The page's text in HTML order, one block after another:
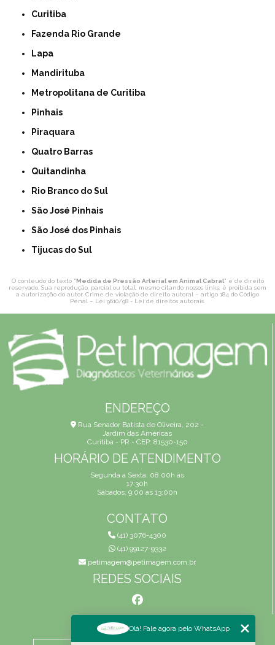
Curitiba
Fazenda Rio Grande
Lapa
Mandirituba
Metropolitana de Curitiba
Pinhais
Piraquara
Quatro Barras
Quitandinha
Rio Branco do Sul
São José Pinhais
São José dos Pinhais
Tijucas do Sul
O conteúdo do texto "Medida de Pressão Arterial em Animal Cabral" é de direito
reservado. Sua reprodução, parcial ou total, mesmo citando nossos links, é proibida sem
a autorização do autor. Crime de violação de direito autoral – artigo 184 do Código
Penal – Lei 9610/98 - Lei de direitos autorais
ENDEREÇO
Rua Senador Batista de Oliveira, 202 -
Jardim das Américas
Curitiba - PR - CEP: 81530-150
HORÁRIO DE ATENDIMENTO
Segunda a Sexta: 08:00h às
17:30h
Sábados: 9:00 às 13:00h
CONTATO
(41) 3076-4300
(41) 99127-9332
petimagem@petimagem.com.br
REDES SOCIAIS
MENU
Olá! Fale agora pelo WhatsApp